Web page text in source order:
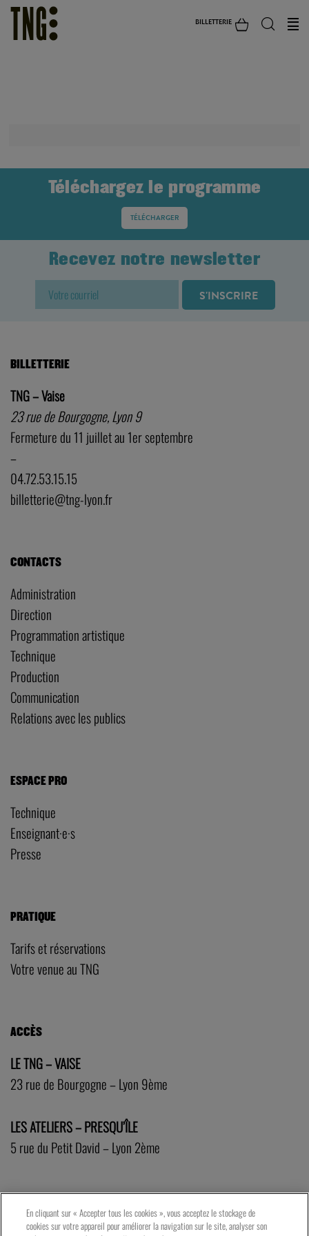
BILLETTERIE
Téléchargez le programme
TÉLÉCHARGER
Recevez notre newsletter
BILLETTERIE
TNG – Vaise
23 rue de Bourgogne, Lyon 9
Fermeture du 11 juillet au 1er septembre
–
04.72.53.15.15
billetterie@tng-lyon.fr
CONTACTS
Administration
Direction
Programmation artistique
Technique
Production
Communication
Relations avec les publics
ESPACE PRO
Technique
Enseignant·e·s
Presse
PRATIQUE
Tarifs et réservations
Votre venue au TNG
ACCÈS
LE TNG – VAISE
23 rue de Bourgogne – Lyon 9ème
LES ATELIERS – PRESQU’ÎLE
5 rue du Petit David – Lyon 2ème
En cliquant sur « Accepter tous les cookies », vous acceptez le stockage de
cookies sur votre appareil pour améliorer la navigation sur le site, analyser son